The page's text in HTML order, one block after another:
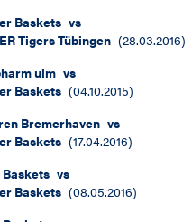
Baskets vs
Tigers Tübingen (28.03.2016)
ulm vs
Baskets (04.10.2015)
Bremerhaven vs
Baskets (17.04.2016)
Baskets vs
Baskets (08.05.2016)